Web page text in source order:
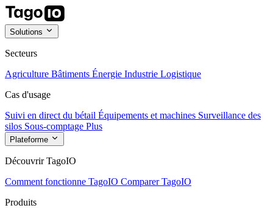
Solutions
Secteurs
Agriculture Bâtiments Énergie Industrie Logistique
Cas d'usage
Suivi en direct du bétail Équipements et machines Surveillance des
silos Sous-comptage Plus
Plateforme
Découvrir TagoIO
Comment fonctionne TagoIO Comparer TagoIO
Produits